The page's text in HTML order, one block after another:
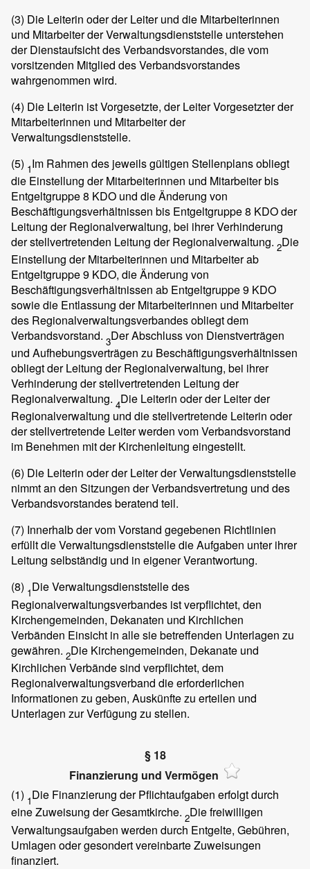
(3) Die Leiterin oder der Leiter und die Mitarbeiterinnen
und Mitarbeiter der Verwaltungsdienststelle unterstehen
der Dienstaufsicht des Verbandsvorstandes, die vom
vorsitzenden Mitglied des Verbandsvorstandes
wahrgenommen wird.
(4) Die Leiterin ist Vorgesetzte, der Leiter Vorgesetzter der
Mitarbeiterinnen und Mitarbeiter der
Verwaltungsdienststelle.
(5) 1Im Rahmen des jeweils gültigen Stellenplans obliegt
die Einstellung der Mitarbeiterinnen und Mitarbeiter bis
Entgeltgruppe 8 KDO und die Änderung von
Beschäftigungsverhältnissen bis Entgeltgruppe 8 KDO der
Leitung der Regionalverwaltung, bei ihrer Verhinderung
der stellvertretenden Leitung der Regionalverwaltung. 2Die
Einstellung der Mitarbeiterinnen und Mitarbeiter ab
Entgeltgruppe 9 KDO, die Änderung von
Beschäftigungsverhältnissen ab Entgeltgruppe 9 KDO
sowie die Entlassung der Mitarbeiterinnen und Mitarbeiter
des Regionalverwaltungsverbandes obliegt dem
Verbandsvorstand. 3Der Abschluss von Dienstverträgen
und Aufhebungsverträgen zu Beschäftigungsverhältnissen
obliegt der Leitung der Regionalverwaltung, bei ihrer
Verhinderung der stellvertretenden Leitung der
Regionalverwaltung. 4Die Leiterin oder der Leiter der
Regionalverwaltung und die stellvertretende Leiterin oder
der stellvertretende Leiter werden vom Verbandsvorstand
im Benehmen mit der Kirchenleitung eingestellt.
(6) Die Leiterin oder der Leiter der Verwaltungsdienststelle
nimmt an den Sitzungen der Verbandsvertretung und des
Verbandsvorstandes beratend teil.
(7) Innerhalb der vom Vorstand gegebenen Richtlinien
erfüllt die Verwaltungsdienststelle die Aufgaben unter ihrer
Leitung selbständig und in eigener Verantwortung.
(8) 1Die Verwaltungsdienststelle des
Regionalverwaltungsverbandes ist verpflichtet, den
Kirchengemeinden, Dekanaten und Kirchlichen
Verbänden Einsicht in alle sie betreffenden Unterlagen zu
gewähren. 2Die Kirchengemeinden, Dekanate und
Kirchlichen Verbände sind verpflichtet, dem
Regionalverwaltungsverband die erforderlichen
Informationen zu geben, Auskünfte zu erteilen und
Unterlagen zur Verfügung zu stellen.
§ 18
Finanzierung und Vermögen
(1) 1Die Finanzierung der Pflichtaufgaben erfolgt durch
eine Zuweisung der Gesamtkirche. 2Die freiwilligen
Verwaltungsaufgaben werden durch Entgelte, Gebühren,
Umlagen oder gesondert vereinbarte Zuweisungen
finanziert.